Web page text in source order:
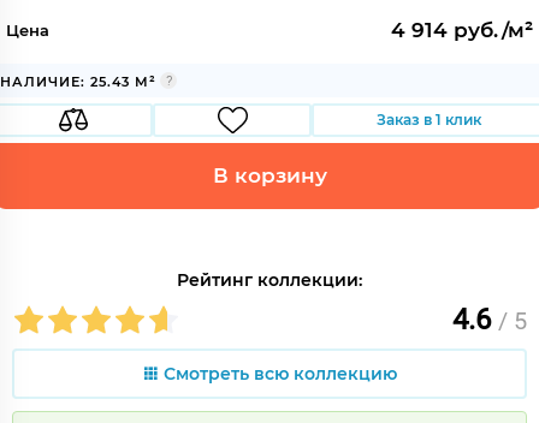
Цена 4 914 руб./м²
НАЛИЧИЕ: 25.43 М²
Заказ в 1 клик
В корзину
Рейтинг коллекции:
4.6 / 5
Смотреть всю коллекцию